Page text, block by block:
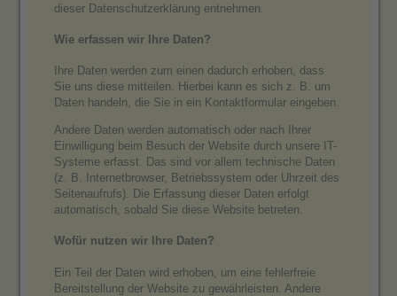
dieser Datenschutzerklärung entnehmen.
Wie erfassen wir Ihre Daten?
Ihre Daten werden zum einen dadurch erhoben, dass
Sie uns diese mitteilen. Hierbei kann es sich z. B. um
Daten handeln, die Sie in ein Kontaktformular eingeben.
Andere Daten werden automatisch oder nach Ihrer
Einwilligung beim Besuch der Website durch unsere IT-
Systeme erfasst. Das sind vor allem technische Daten
(z. B. Internetbrowser, Betriebssystem oder Uhrzeit des
Seitenaufrufs). Die Erfassung dieser Daten erfolgt
automatisch, sobald Sie diese Website betreten.
Wofür nutzen wir Ihre Daten?
Ein Teil der Daten wird erhoben, um eine fehlerfreie
Bereitstellung der Website zu gewährleisten. Andere